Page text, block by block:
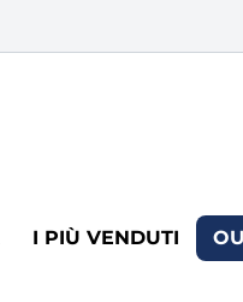
I PIÙ VENDUTI